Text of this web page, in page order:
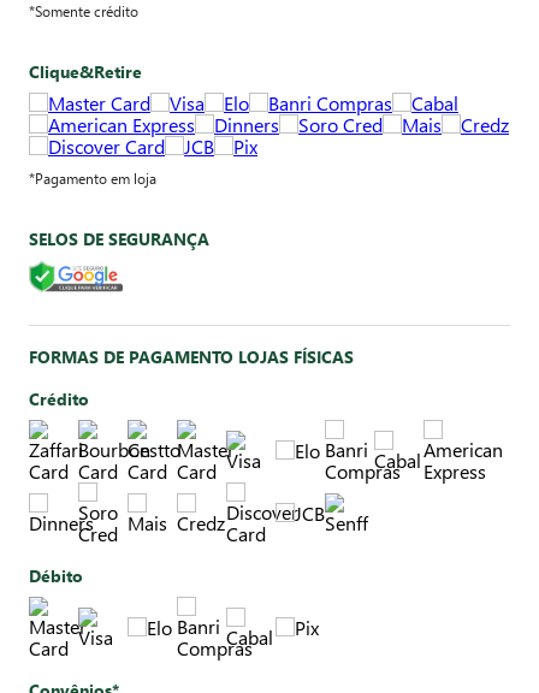
*Somente crédito
Clique&Retire
*Pagamento em loja
SELOS DE SEGURANÇA
FORMAS DE PAGAMENTO LOJAS FÍSICAS
Crédito
Débito